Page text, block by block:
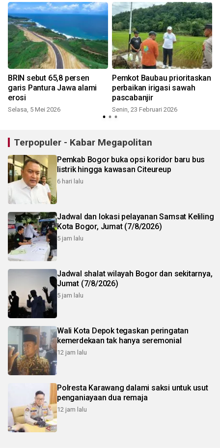
BRIN sebut 65,8 persen
garis Pantura Jawa alami
erosi
Selasa, 5 Mei 2026
Pemkot Baubau prioritaskan
perbaikan irigasi sawah
pascabanjir
Senin, 23 Februari 2026
Terpopuler - Kabar Megapolitan
Pemkab Bogor buka opsi koridor baru bus
listrik hingga kawasan Citeureup
6 hari lalu
Jadwal dan lokasi pelayanan Samsat Keliling
Kota Bogor, Jumat (7/8/2026)
5 jam lalu
Jadwal shalat wilayah Bogor dan sekitarnya,
Jumat (7/8/2026)
5 jam lalu
Wali Kota Depok tegaskan peringatan
kemerdekaan tak hanya seremonial
12 jam lalu
Polresta Karawang dalami saksi untuk usut
penganiayaan dua remaja
12 jam lalu